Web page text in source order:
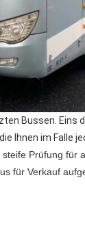
Bussen.
Ihnen im Falle
Prüfung
für Verkauf